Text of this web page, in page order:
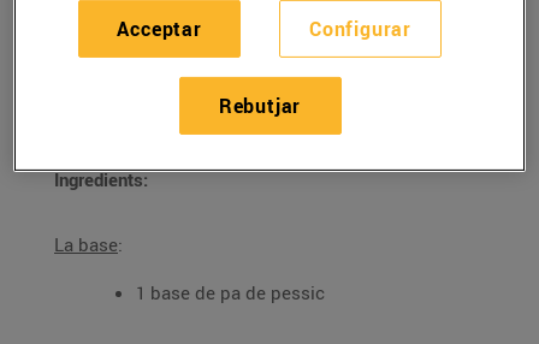
Pastís de mousse de
mandarina
Ingredients:
La base:
1 base de pa de pessic
Configurar
Rebutjar
Acceptar